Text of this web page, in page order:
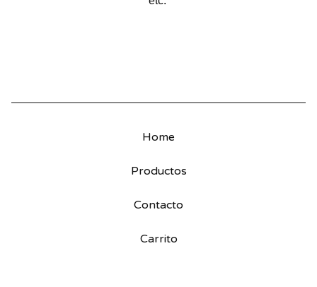
Home
Productos
Contacto
Carrito